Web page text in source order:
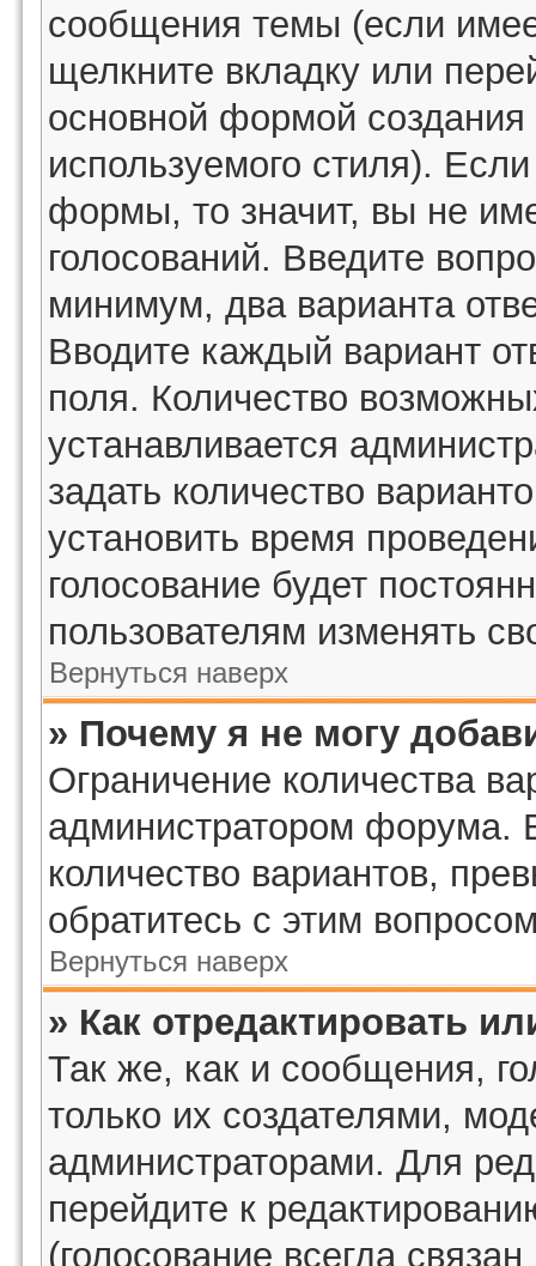
сообщения темы (если
щелкните вкладку или
основной формой
используемого стиля).
формы, то значит, вы не
голосований. Введите
минимум, два варианта
Вводите каждый вариант
поля. Количество
устанавливается
задать количество
установить время
голосование будет
пользователям изменять
Вернуться наверх
» Почему я не могу
Ограничение количества
администратором форума.
количество вариантов,
обратитесь с этим
Вернуться наверх
» Как отредактировать
Так же, как и сообщения,
только их создателями,
администраторами. Для
перейдите к
(голосование всегда